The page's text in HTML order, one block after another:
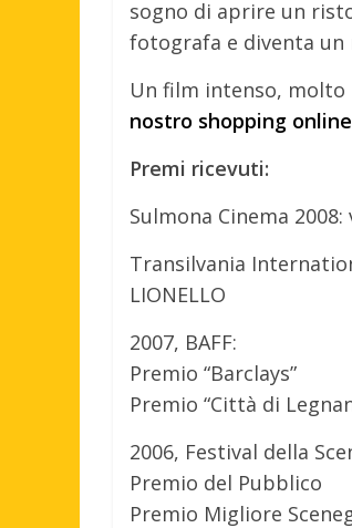
sogno di aprire un
fotografa e diventa
Un film intenso,
nostro shopping online
Premi ricevuti:
Sulmona Cinema
Transilvania
LIONELLO
2007, BAFF:
Premio “Barclays”
Premio “Città di
2006, Festival della
Premio del Pubblico
Premio Migliore